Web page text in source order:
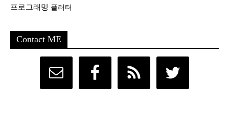
프로그래밍 플러터
Contact ME